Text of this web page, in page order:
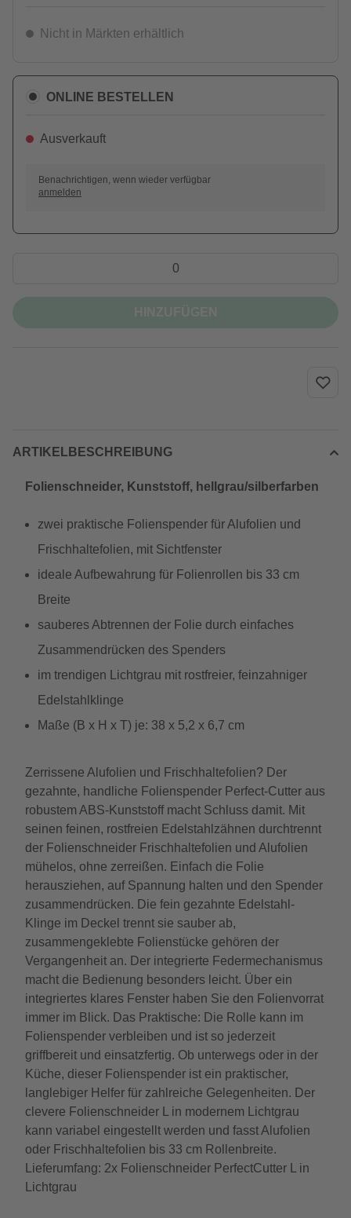
Nicht in Märkten erhältlich
ONLINE BESTELLEN
Ausverkauft
Benachrichtigen, wenn wieder verfügbar
anmelden
ARTIKELBESCHREIBUNG
Folienschneider, Kunststoff, hellgrau/silberfarben
zwei praktische Folienspender für Alufolien und
Frischhaltefolien, mit Sichtfenster
ideale Aufbewahrung für Folienrollen bis 33 cm
Breite
sauberes Abtrennen der Folie durch einfaches
Zusammendrücken des Spenders
im trendigen Lichtgrau mit rostfreier, feinzahniger
Edelstahlklinge
Maße (B x H x T) je: 38 x 5,2 x 6,7 cm
Zerrissene Alufolien und Frischhaltefolien? Der
gezahnte, handliche Folienspender Perfect-Cutter aus
robustem ABS-Kunststoff macht Schluss damit. Mit
seinen feinen, rostfreien Edelstahlzähnen durchtrennt
der Folienschneider Frischhaltefolien und Alufolien
mühelos, ohne zerreißen. Einfach die Folie
herausziehen, auf Spannung halten und den Spender
zusammendrücken. Die fein gezahnte Edelstahl-
Klinge im Deckel trennt sie sauber ab,
zusammengeklebte Folienstücke gehören der
Vergangenheit an. Der integrierte Federmechanismus
macht die Bedienung besonders leicht. Über ein
integriertes klares Fenster haben Sie den Folienvorrat
immer im Blick. Das Praktische: Die Rolle kann im
Folienspender verbleiben und ist so jederzeit
griffbereit und einsatzfertig. Ob unterwegs oder in der
Küche, dieser Folienspender ist ein praktischer,
langlebiger Helfer für zahlreiche Gelegenheiten. Der
clevere Folienschneider L in modernem Lichtgrau
kann variabel eingestellt werden und fasst Alufolien
oder Frischhaltefolien bis 33 cm Rollenbreite.
Lieferumfang: 2x Folienschneider PerfectCutter L in
Lichtgrau